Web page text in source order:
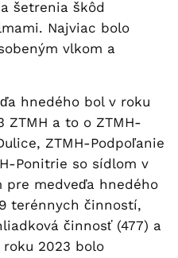
šetrenia škôd
Najviac bolo
vlkom a
hnedého bol v roku
ZTMH a to o ZTMH-
ZTMH-Podpoľanie
Ponitrie so sídlom v
pre medveďa hnedého
terénnych činností,
činnosť (477) a
2023 bolo